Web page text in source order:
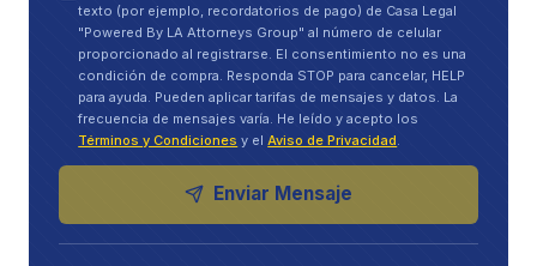
texto (por ejemplo, recordatorios de pago) de Casa Legal
"Powered By LA Attorneys Group" al número de celular
proporcionado al registrarse. El consentimiento no es una
condición de compra. Responda STOP para cancelar, HELP
para ayuda. Pueden aplicar tarifas de mensajes y datos. La
frecuencia de mensajes varía. He leído y acepto los
Términos y Condiciones y el Aviso de Privacidad
Enviar Mensaje